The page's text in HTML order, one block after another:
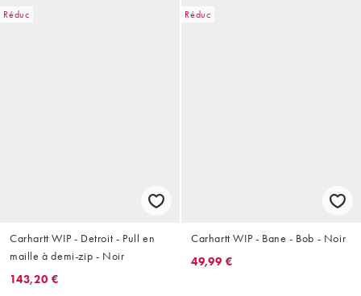
Réduc
Carhartt WIP - Detroit - Pull en
maille à demi-zip - Noir
143,20 €
Réduc
Carhartt WIP - Bane - Bob - Noir
49,99 €